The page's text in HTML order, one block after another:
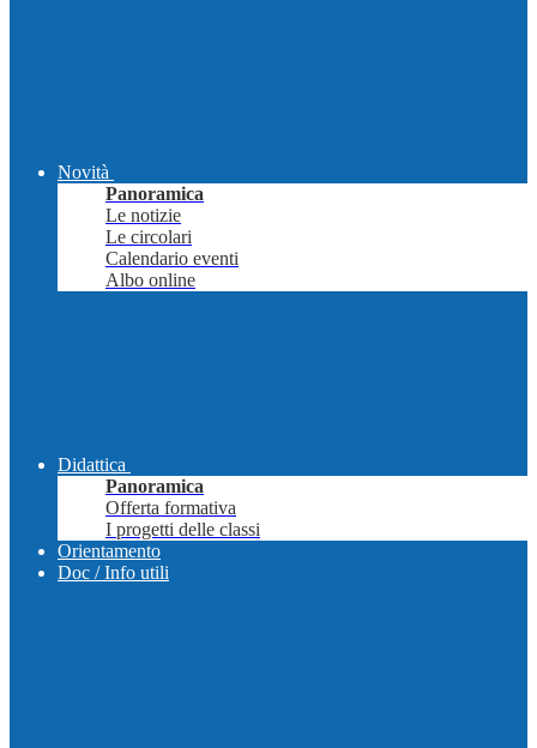
Novità
Panoramica
Le notizie
Le circolari
Calendario eventi
Albo online
Didattica
Panoramica
Offerta formativa
I progetti delle classi
Orientamento
Doc / Info utili